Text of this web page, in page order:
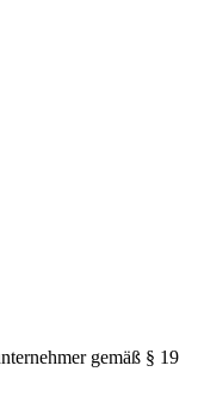
gemäß § 19